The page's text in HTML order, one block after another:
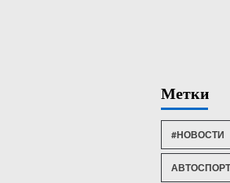
Метки
#НОВОСТИ